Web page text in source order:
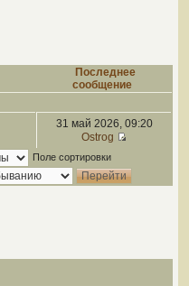
Последнее
сообщение
31 май 2026, 09:20
Ostrog
Поле сортировки